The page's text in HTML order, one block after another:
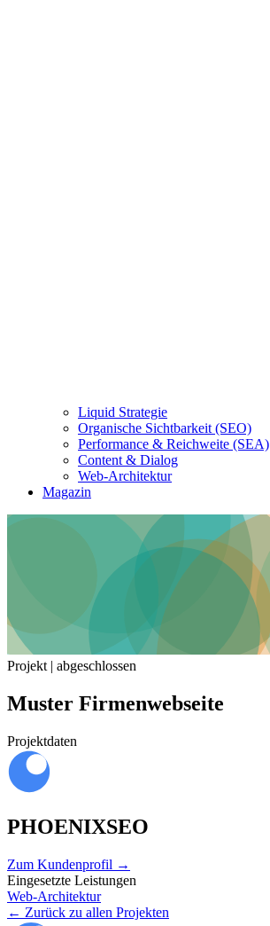
Liquid Strategie
Organische Sichtbarkeit (SEO)
Performance & Reichweite (SEA)
Content & Dialog
Web-Architektur
Magazin
Projekt | abgeschlossen
Muster Firmenwebseite
Projektdaten
PHOENIXSEO
Zum Kundenprofil →
Eingesetzte Leistungen
Web-Architektur
← Zurück zu allen Projekten